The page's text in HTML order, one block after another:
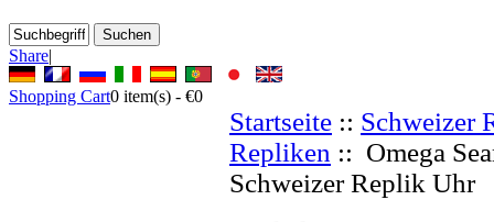
Share|
Shopping Cart0 item(s) - €0
Startseite :: Schweizer
Repliken :: Omega
Schweizer Replik Uhr